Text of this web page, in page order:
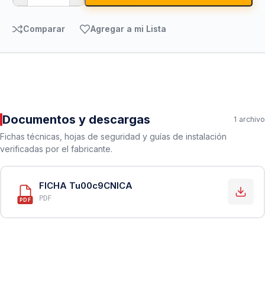
Comparar Agregar a mi Lista
Documentos y descargas 1 archivo
Fichas técnicas, hojas de seguridad y guías de instalación
verificadas por el fabricante.
PDF
FICHA Tu00c9CNICA
PDF